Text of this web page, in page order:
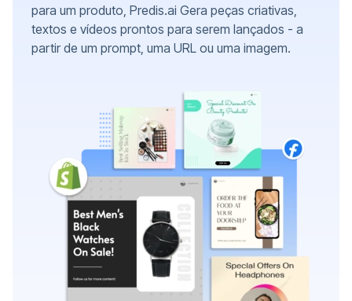
para um produto, Predis.ai Gera peças criativas,
textos e vídeos prontos para serem lançados - a
partir de um prompt, uma URL ou uma imagem.